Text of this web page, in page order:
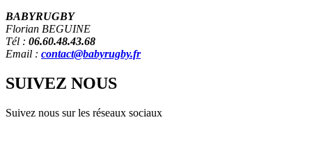
BABYRUGBY
Florian BEGUINE
Tél : 06.60.48.43.68
Email : contact@babyrugby.fr
SUIVEZ NOUS
Suivez nous sur les réseaux sociaux